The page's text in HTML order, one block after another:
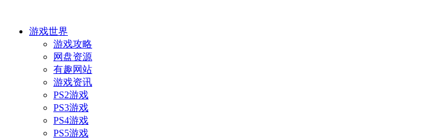
游戏世界
游戏攻略
网盘资源
有趣网站
游戏资讯
PS2游戏
PS3游戏
PS4游戏
PS5游戏